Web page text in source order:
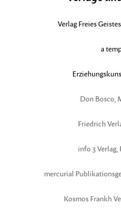
Verlag Freies
a
Don Bosco,
Friedrich
info 3 Verlag,
mercurial
Kosmos Frankh